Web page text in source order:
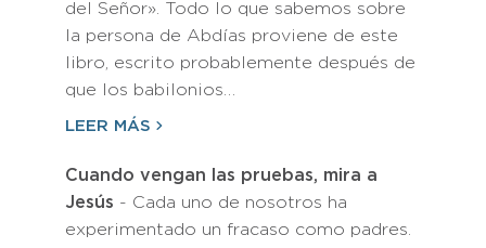
del Señor». Todo lo que sabemos sobre
la persona de Abdías proviene de este
libro, escrito probablemente después de
que los babilonios…
LEER MÁS
Cuando vengan las pruebas, mira a
Jesús - Cada uno de nosotros ha
experimentado un fracaso como padres.